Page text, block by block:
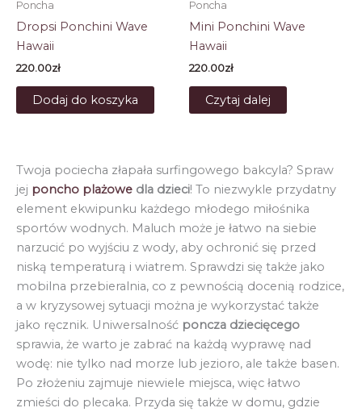
Poncha
Dropsi Ponchini Wave
Hawaii
220.00zł
Dodaj do koszyka
Poncha
Mini Ponchini Wave
Hawaii
220.00zł
Czytaj dalej
Twoja pociecha złapała surfingowego bakcyla? Spraw
jej poncho plażowe dla dzieci! To niezwykle przydatny
element ekwipunku każdego młodego miłośnika
sportów wodnych. Maluch może je łatwo na siebie
narzucić po wyjściu z wody, aby ochronić się przed
niską temperaturą i wiatrem. Sprawdzi się także jako
mobilna przebieralnia, co z pewnością docenią rodzice,
a w kryzysowej sytuacji można je wykorzystać także
jako ręcznik. Uniwersalność poncza dziecięcego
sprawia, że warto je zabrać na każdą wyprawę nad
wodę: nie tylko nad morze lub jezioro, ale także basen.
Po złożeniu zajmuje niewiele miejsca, więc łatwo
zmieści do plecaka. Przyda się także w domu, gdzie